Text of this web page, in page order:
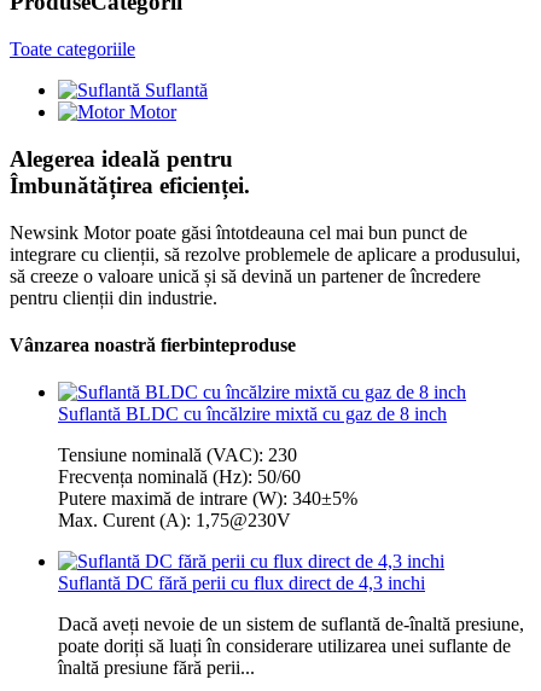
Toate categoriile
Suflantă
Motor
Alegerea ideală pentru
Îmbunătățirea eficienței.
Newsink Motor poate găsi întotdeauna cel mai bun punct de
integrare cu clienții, să rezolve problemele de aplicare a produsului,
să creeze o valoare unică și să devină un partener de încredere
pentru clienții din industrie.
Vânzarea noastră fierbinteproduse
Suflantă BLDC cu încălzire mixtă cu gaz de 8 inch
Tensiune nominală (VAC): 230
Frecvența nominală (Hz): 50/60
Putere maximă de intrare (W): 340±5%
Max. Curent (A): 1,75@230V
Suflantă DC fără perii cu flux direct de 4,3 inchi
Dacă aveți nevoie de un sistem de suflantă de-înaltă presiune,
poate doriți să luați în considerare utilizarea unei suflante de
înaltă presiune fără perii...